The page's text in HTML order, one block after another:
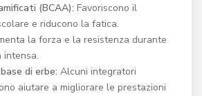
(BCAA): Favoriscono il
e riducono la fatica.
la forza e la resistenza durante
intensa.
di erbe: Alcuni integratori
aiutare a migliorare le prestazioni